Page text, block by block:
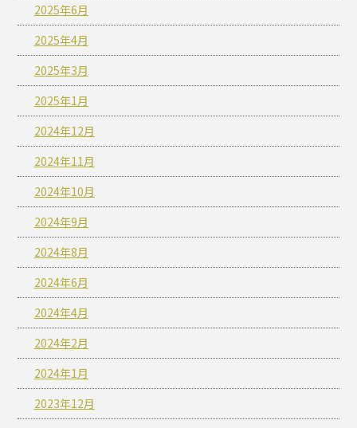
2025年6月
2025年4月
2025年3月
2025年1月
2024年12月
2024年11月
2024年10月
2024年9月
2024年8月
2024年6月
2024年4月
2024年2月
2024年1月
2023年12月